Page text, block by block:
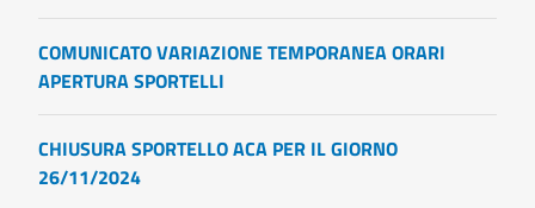
COMUNICATO VARIAZIONE TEMPORANEA ORARI
APERTURA SPORTELLI
CHIUSURA SPORTELLO ACA PER IL GIORNO
26/11/2024